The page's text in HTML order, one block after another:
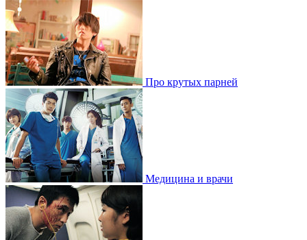
Про крутых парней
Медицина и врачи